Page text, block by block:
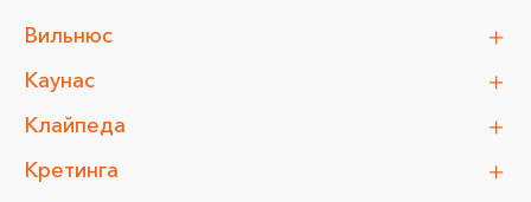
Вильнюс
Каунас
Клайпеда
Кретинга